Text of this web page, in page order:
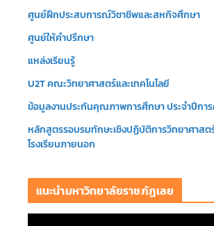
ศูนย์ฝึกประสบการณ์วิชาชีพและสหกิจศึกษา
ศูนย์ให้คำปรึกษา
แหล่งเรียนรู้
U2T คณะวิทยาศาสตร์และเทคโนโลยี
ข้อมูลงานประกันคุณภาพการศึกษา ประจำปีกา
หลักสูตรรอบรมทักษะเชิงปฏิบัติการวิทยาศาสต
โรงเรียนภายนอก
แนะนำมหาวิทยาลัยราชภัฏเลย